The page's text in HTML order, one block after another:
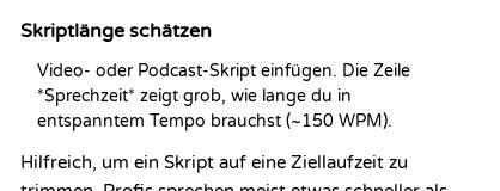
Skriptlänge schätzen
Video- oder Podcast-Skript einfügen. Die Zeile
*Sprechzeit* zeigt grob, wie lange du in
entspanntem Tempo brauchst (~150 WPM).
Hilfreich, um ein Skript auf eine Ziellaufzeit zu